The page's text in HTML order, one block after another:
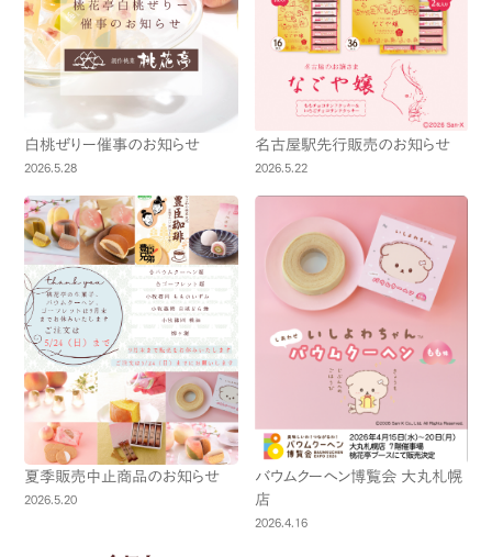
白桃ぜりー催事のお知らせ
2026.5.28
名古屋駅先行販売のお知らせ
2026.5.22
夏季販売中止商品のお知らせ
2026.5.20
バウムクーヘン博覧会 大丸札幌
店
2026.4.16